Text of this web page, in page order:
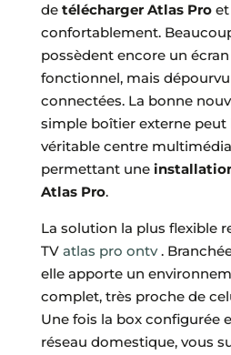
de télécharger Atlas Proet
confortablement.
possèdent encore un
fonctionnel, mais
connectées. La bonne
simple boîtier externe peut
véritable centre
permettant une
Atlas Pro.
La solution la plus flexible
TV atlas pro ontv.
elle apporte un
complet, très proche de
Une fois la box configurée
réseau domestique, vous